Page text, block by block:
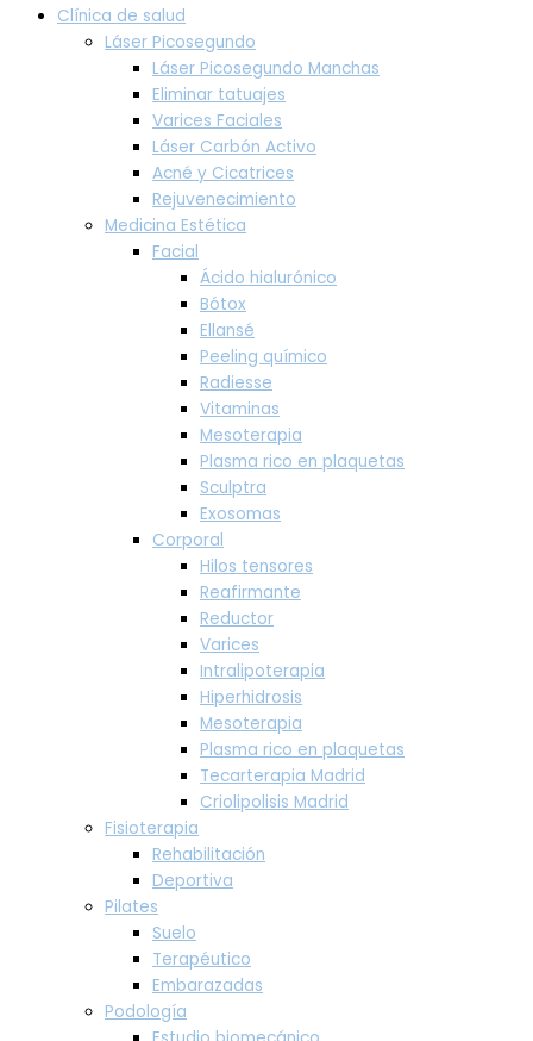
Clínica de salud
Láser Picosegundo
Láser Picosegundo Manchas
Eliminar tatuajes
Varices Faciales
Láser Carbón Activo
Acné y Cicatrices
Rejuvenecimiento
Medicina Estética
Facial
Ácido hialurónico
Bótox
Ellansé
Peeling químico
Radiesse
Vitaminas
Mesoterapia
Plasma rico en plaquetas
Sculptra
Exosomas
Corporal
Hilos tensores
Reafirmante
Reductor
Varices
Intralipoterapia
Hiperhidrosis
Mesoterapia
Plasma rico en plaquetas
Tecarterapia Madrid
Criolipolisis Madrid
Fisioterapia
Rehabilitación
Deportiva
Pilates
Suelo
Terapéutico
Embarazadas
Podología